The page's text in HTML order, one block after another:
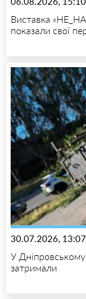
Виставка
показали свої
30.07.2026, 13:07
У
затримали